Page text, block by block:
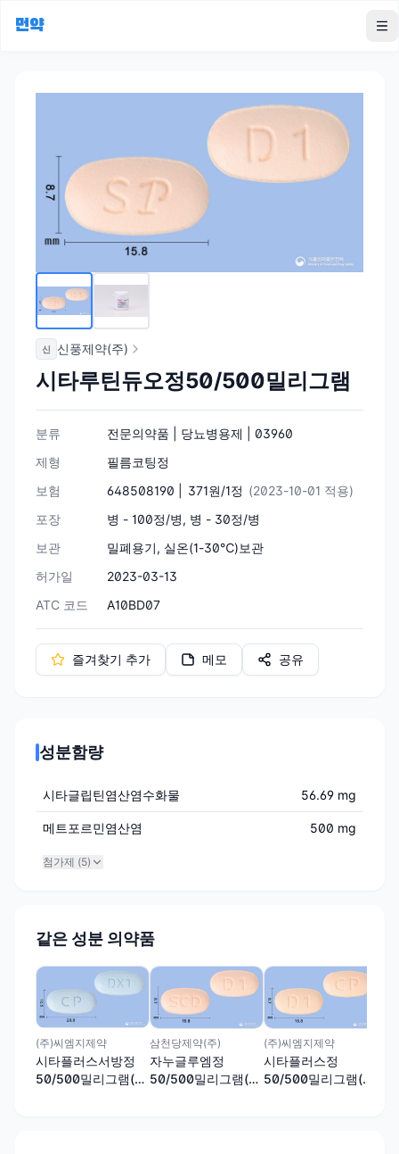
먼약
신 신풍제약(주)
시타루틴듀오정50/500밀리그램
분류
전문의약품 | 당뇨병용제 | 03960
제형
필름코팅정
보험
648508190 | 371원/1정 (2023-10-01 적용)
포장
병 - 100정/병, 병 - 30정/병
보관
밀폐용기, 실온(1-30℃)보관
허가일
2023-03-13
ATC 코드
A10BD07
즐겨찾기 추가 메모 공유
성분함량
시타글립틴염산염수화물 56.69 mg
메트포르민염산염 500 mg
첨가제 (5)
같은 성분 의약품
(주)씨엠지제약
시타플러스서방정
50/500밀리그램(시
삼천당제약(주)
자누글루엠정
50/500밀리그램(시
(주)씨엠지제약
시타플러스정
50/500밀리그램(시